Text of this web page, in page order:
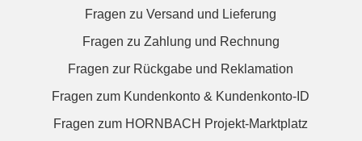
Fragen zu Versand und Lieferung
Fragen zu Zahlung und Rechnung
Fragen zur Rückgabe und Reklamation
Fragen zum Kundenkonto & Kundenkonto-ID
Fragen zum HORNBACH Projekt-Marktplatz